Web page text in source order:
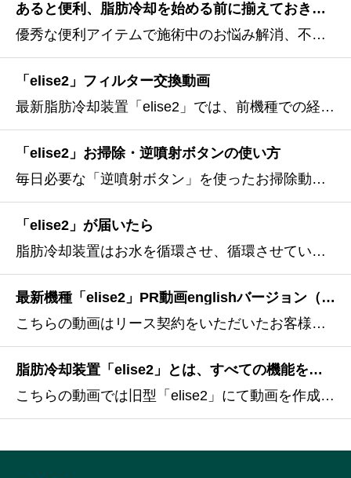
あると便利、脂肪冷却を始める前に揃えておきたい便利アイテム
優秀な便利アイテムで施術中のお悩み解消、不便を解決してくれるアイデア商品があればより施術効果が期待でき、施術時間の短縮にも結びつけことができます。こちらの動画では、あると便利なアイテムをいくつかご紹介いたします。※映像にフリッカー現象が出ており、少し波打つ映像で見にくくなっ
「elise2」フィルター交換動画
最新脂肪冷却装置「elise2」では、前機種での経験(反省点)を活かし、ハンドピース内に詰まり防止フィルターを設置できるようにいたしました。フィルターがあることで、脂肪冷却専用トリートメントゲルシートにたっぷりと使われているゲル(液体)の吸い込みを止めることができます。（ゲ
「elise2」お掃除・逆噴射ボタンの使い方
毎日必要な「逆噴射ボタン」を使ったお掃除動画です。旧型「elise2」を使用した動画ですが、使用方法（ボタン位置）などは新型と同じとなります。動画では、ハンドピース内にあるフィルターを外さずに「「逆噴射ボタン」を使ったお掃除をしておりますが、正解はハンドピース内のフィルターを外してからの「
「elise2」が届いたら
脂肪冷却装置はお水を循環させ、循環させているお水を急速に冷やしハンドピースに送ります。ハンドピース内のセンサーにより、安全に体内の脂肪を凍らせて死滅させる装置となります。この動画では、あなたのお店に届いた「elise2」をご利用いただけるまでの、セットアップマニュアル動画となります。
最新機種「elise2」PR動画englishバージョン（字幕付き)
こちらの動画はリース契約をいただいたお客様向けに店名やロゴなどを弊社の方で入れさせていただき、編集した動画をお店などにてご利用可能です。SNS（insta,FB,X,等)などにもご活躍いただけます。https://vimeo.com/1054377423
脂肪冷却装置「elise2」とは、すべての機能を進化させ、冷却率60%向上と掃除のしやすさを追求した最新機種です
こちらの動画では旧型「elise2」にて動画を作成しております。2025年5月より新型「elise2」でのリース販売をスタートさせていただいており、現在新型を使い動画を撮り直ししております。新旧の主な違いー旧型新型性能（出力等）同性能同性能ハンドピース4種類2種類（左右対称同時4部